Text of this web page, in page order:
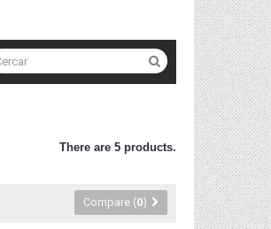
There are 5 products.
Compare (0)